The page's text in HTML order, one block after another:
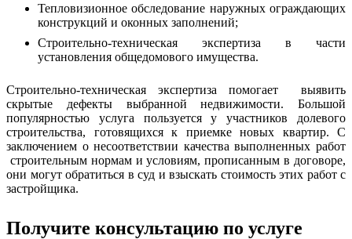
Тепловизионное обследование наружных ограждающих
конструкций и оконных заполнений;
Строительно-техническая экспертиза в части
установления общедомового имущества.
Строительно-техническая экспертиза помогает выявить
скрытые дефекты выбранной недвижимости. Большой
популярностью услуга пользуется у участников долевого
строительства, готовящихся к приемке новых квартир. С
заключением о несоответствии качества выполненных работ
строительным нормам и условиям, прописанным в договоре,
они могут обратиться в суд и взыскать стоимость этих работ с
застройщика.
Получите консультацию по услуге